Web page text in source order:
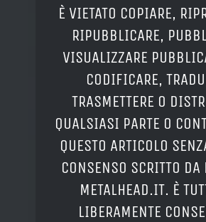
È VIETATO COPIARE,
RIPUBBLICARE,
VISUALIZZARE
CODIFICARE,
TRASMETTERE O
QUALSIASI PARTE O
QUESTO ARTICOLO
CONSENSO SCRITTO DA
METALHEAD.IT. È
LIBERAMENTE